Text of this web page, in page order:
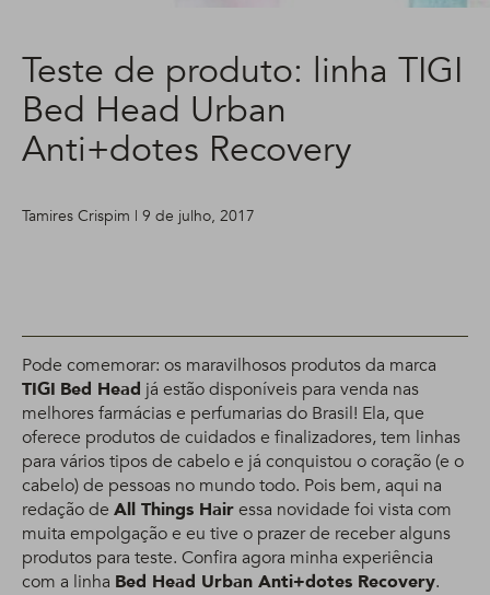
Teste de produto: linha TIGI
Bed Head Urban
Anti+dotes Recovery
Tamires Crispim | 9 de julho, 2017
Pode comemorar: os maravilhosos produtos da marca
TIGI Bed Head já estão disponíveis para venda nas
melhores farmácias e perfumarias do Brasil! Ela, que
oferece produtos de cuidados e finalizadores, tem linhas
para vários tipos de cabelo e já conquistou o coração (e o
cabelo) de pessoas no mundo todo. Pois bem, aqui na
redação de All Things Hairessa novidade foi vista com
muita empolgação e eu tive o prazer de receber alguns
produtos para teste. Confira agora minha experiência
com a linha Bed Head Urban Anti+dotes Recovery.